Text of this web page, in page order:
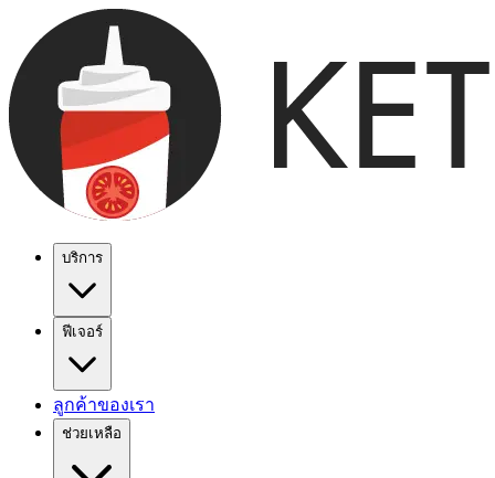
บริการ
ฟีเจอร์
ลูกค้าของเรา
ช่วยเหลือ